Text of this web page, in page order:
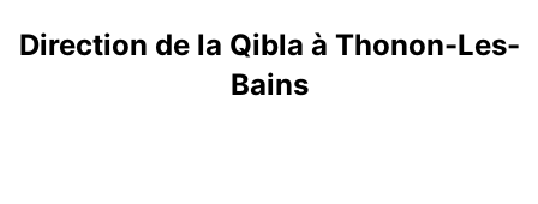
Direction de la Qibla à Thonon-Les-
Bains